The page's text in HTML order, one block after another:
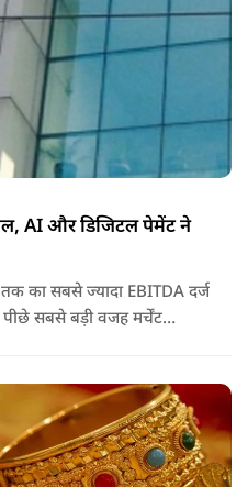
AI और डिजिटल पेमेंट ने
का सबसे ज्यादा EBITDA दर्ज
सबसे बड़ी वजह मर्चेंट